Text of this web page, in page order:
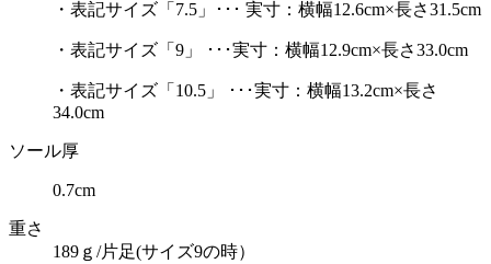
・表記サイズ「7.5」･･･ 実寸：横幅12.6cm×長さ31.5cm
・表記サイズ「9」 ･･･実寸：横幅12.9cm×長さ33.0cm
・表記サイズ「10.5」 ･･･実寸：横幅13.2cm×長さ
34.0cm
ソール厚
0.7cm
重さ
189ｇ/片足(サイズ9の時）